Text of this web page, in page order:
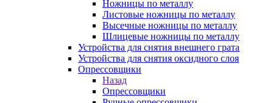
Ножницы по металлу
Листовые ножницы по металлу
Высечные ножницы по металлу
Шлицевые ножницы по металлу
Устройства для снятия внешнего грата
Устройства для снятия оксидного слоя
Опрессовщики
Назад
Опрессовщики